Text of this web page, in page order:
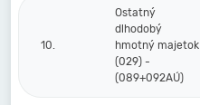
10.
Ostatný
dlhodobý
hmotný majetok
(029) -
(089+092AÚ)